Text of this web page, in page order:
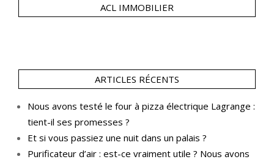
ACL IMMOBILIER
ARTICLES RÉCENTS
Nous avons testé le four à pizza électrique Lagrange :
tient-il ses promesses ?
Et si vous passiez une nuit dans un palais ?
Purificateur d’air : est-ce vraiment utile ? Nous avons